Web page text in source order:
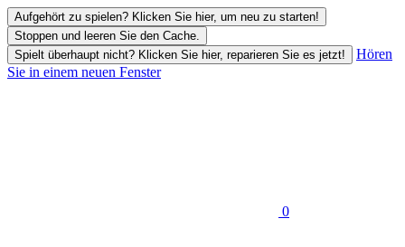
Aufgehört zu spielen? Klicken Sie hier, um neu zu starten!
Stoppen und leeren Sie den Cache.
Spielt überhaupt nicht? Klicken Sie hier, reparieren Sie es jetzt!
Hören
Sie in einem neuen Fenster
0